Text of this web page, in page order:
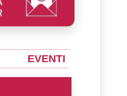
EVENTI